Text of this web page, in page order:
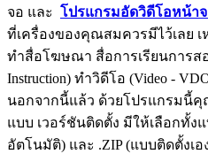
จอ และ โปรแกรมอัดวิดีโอหน้า
ที่เครื่องของคุณสมควรมีไว้เลย
ทำสื่อโฆษณา สื่อการเรียนการสอ
Instruction) ทำวิดีโอ (Video -
นอกจากนี้แล้ว ด้วยโปรแกรมนี้
แบบ เวอร์ชันติดตั้ง มีให้เลือกทั้ง
อัตโนมัติ) และ .ZIP (แบบติดตั้งเ